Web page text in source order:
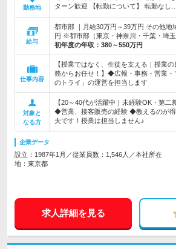
勤務地
ターン歓迎 【転勤について】 転勤なし…
給与
都市部 ｜月給30万円～39万円 その他地
円 ※都市部（東京・神奈川・千葉・埼
初年度の年収： 380～550万円
仕事内容
【授業ではなく、生徒を支える｜授業
務からお任せ！】◆広報・事務・営業・
のトライ」の運営を担当します
対象と
なる方
【20～40代が活躍中｜未経験OK・第
◆営業、接客販売の経験 ◆教えるのが得
夫です！授業は担当しません♪
企業データ
設立：1987年1月／従業員数：1,546人／本社所在
地：東京都
求人詳細を見る